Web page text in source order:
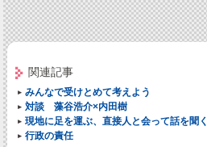
関連記事
みんなで受けとめて考えよう
対談 藻谷浩介×内田樹
現地に足を運ぶ、直接人と会って話を聞く
行政の責任